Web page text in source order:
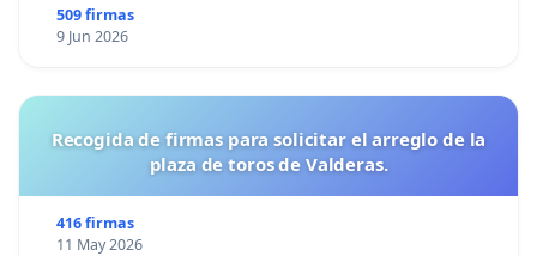
509 firmas
9 Jun 2026
Recogida de firmas para solicitar el arreglo de la
plaza de toros de Valderas.
416 firmas
11 May 2026